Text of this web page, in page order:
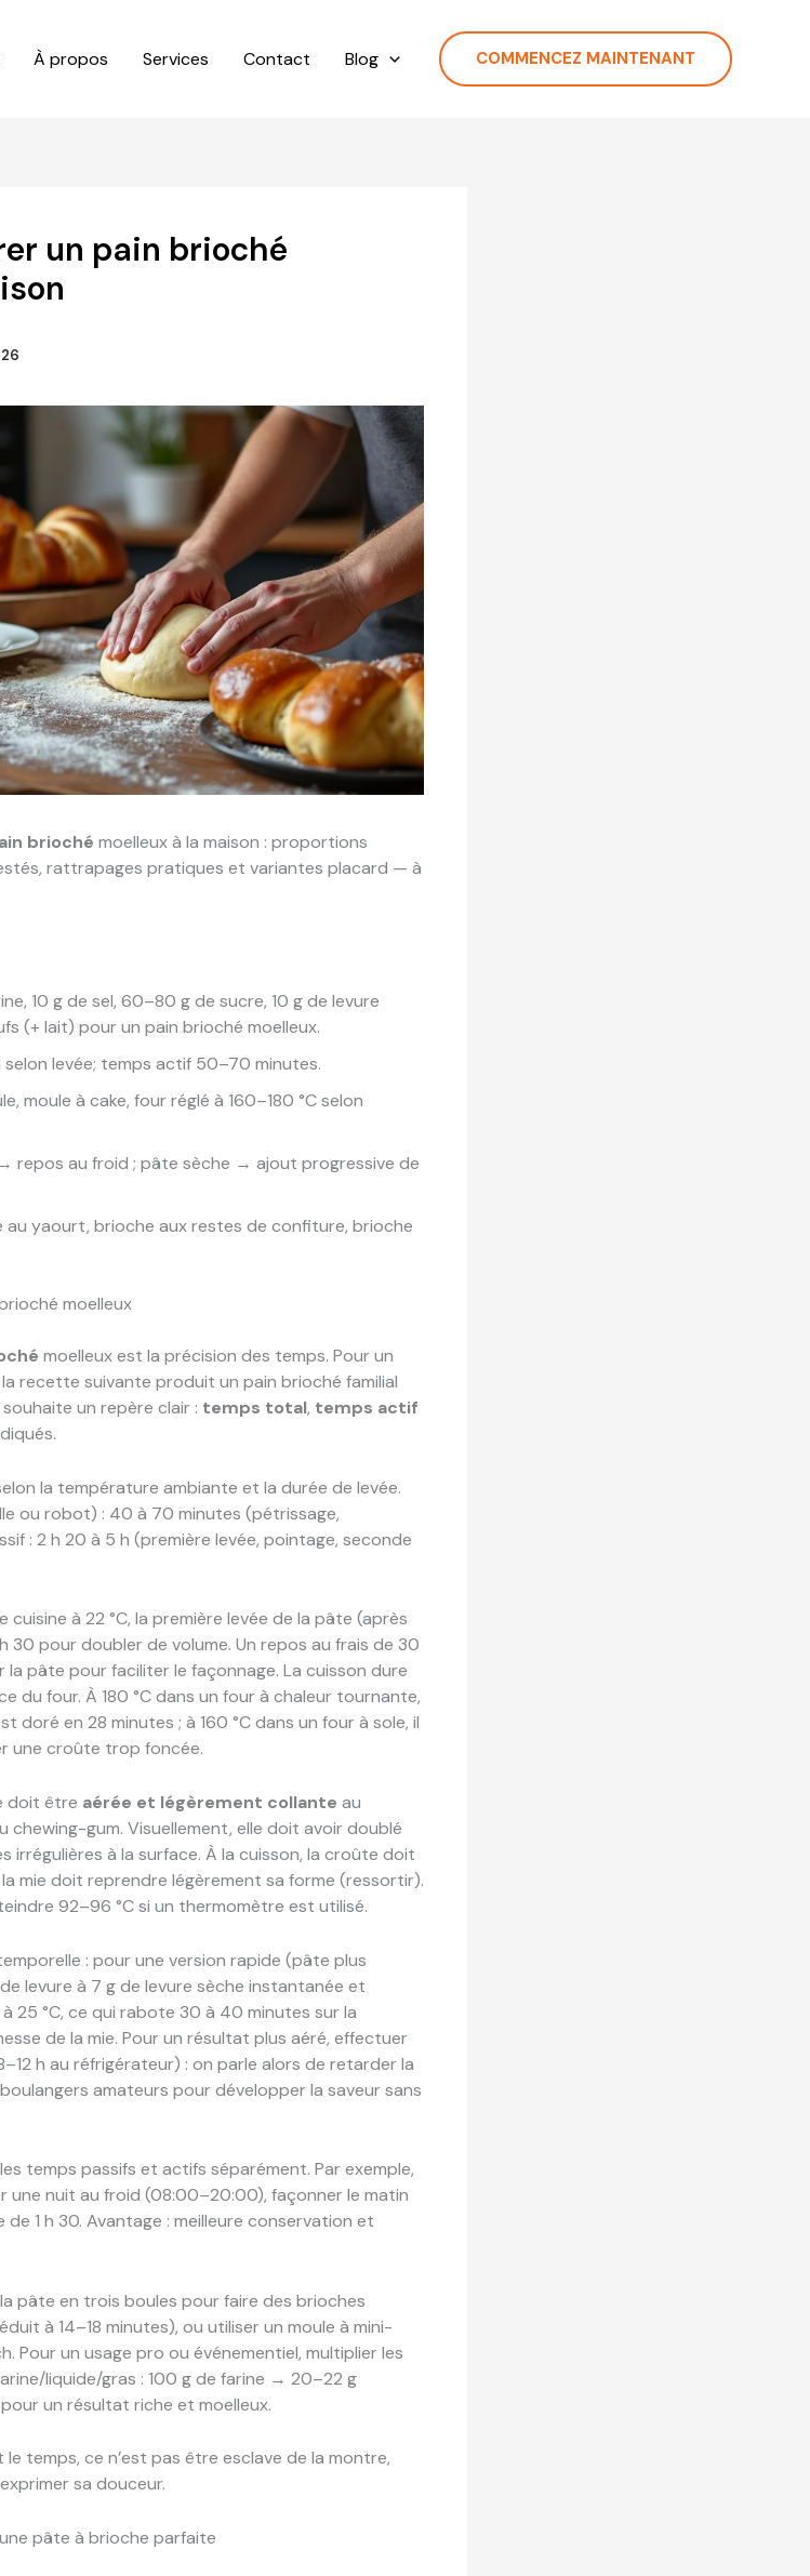
À propos Services Contact Blog COMMENCEZ MAINTENANT
un pain brioché
brioché moelleux à la maison : proportions
rattrapages pratiques et variantes placard — à
10 g de sel, 60–80 g de sucre, 10 g de levure
(+ lait) pour un pain brioché moelleux.
selon levée; temps actif 50–70 minutes.
moule à cake, four réglé à 160–180 °C selon
repos au froid ; pâte sèche → ajout progressive de
au yaourt, brioche aux restes de confiture, brioche
moelleux
moelleux est la précision des temps. Pour un
recette suivante produit un pain brioché familial
un repère clair : temps total, temps actif
la température ambiante et la durée de levée.
ou robot) : 40 à 70 minutes (pétrissage,
: 2 h 20 à 5 h (première levée, pointage, seconde
à 22 °C, la première levée de la pâte (après
30 pour doubler de volume. Un repos au frais de 30
pâte pour faciliter le façonnage. La cuisson dure
du four. À 180 °C dans un four à chaleur tournante,
en 28 minutes ; à 160 °C dans un four à sole, il
une croûte trop foncée.
doit être aérée et légèrement collante au
chewing-gum. Visuellement, elle doit avoir doublé
irrégulières à la surface. À la cuisson, la croûte doit
mie doit reprendre légèrement sa forme (ressortir).
92–96 °C si un thermomètre est utilisé.
: pour une version rapide (pâte plus
levure à 7 g de levure sèche instantanée et
25 °C, ce qui rabote 30 à 40 minutes sur la
de la mie. Pour un résultat plus aéré, effectuer
h au réfrigérateur) : on parle alors de retarder la
amateurs pour développer la saveur sans
temps passifs et actifs séparément. Par exemple,
une nuit au froid (08:00–20:00), façonner le matin
1 h 30. Avantage : meilleure conservation et
pâte en trois boules pour faire des brioches
à 14–18 minutes), ou utiliser un moule à mini-
Pour un usage pro ou événementiel, multiplier les
liquide/gras : 100 g de farine → 20–22 g
un résultat riche et moelleux.
temps, ce n’est pas être esclave de la montre,
sa douceur.
pâte à brioche parfaite